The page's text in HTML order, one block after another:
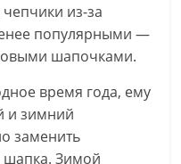
из-за
популярными —
шапочками.
время года, ему
и зимний
заменить
шапка. Зимой